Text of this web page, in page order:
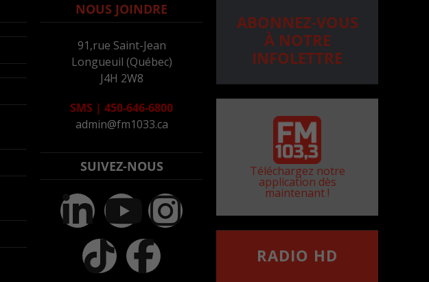
NOUS JOINDRE
91,rue Saint-Jean
Longueuil (Québec)
J4H 2W8
SMS | 450-646-6800
admin@fm1033.ca
SUIVEZ-NOUS
ABONNEZ-VOUS
À NOTRE
INFOLETTRE
Téléchargez notre
application dès
maintenant !
RADIO HD